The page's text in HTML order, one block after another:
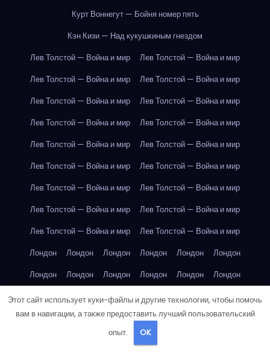
Курт Воннегут — Бойня номер пять
Кэн Кизи — Над кукушкиным гнездом
Лев Толстой — Война и мир
Лев Толстой — Война и мир
Лев Толстой — Война и мир
Лев Толстой — Война и мир
Лев Толстой — Война и мир
Лев Толстой — Война и мир
Лев Толстой — Война и мир
Лев Толстой — Война и мир
Лев Толстой — Война и мир
Лев Толстой — Война и мир
Лев Толстой — Война и мир
Лев Толстой — Война и мир
Лев Толстой — Война и мир
Лев Толстой — Война и мир
Лев Толстой — Война и мир
Лев Толстой — Война и мир
Лев Толстой — Война и мир
Лев Толстой — Война и мир
Лондон
Лондон Лондон Лондон Лондон
Лондон
Лондон
Лондон Лондон Лондон Лондон
Лондон
Лондон
Лондон Лондон Лондон Лондон
Лондон
Лондон
Лондон Лондон Лондон
Лос-Анджелес
Этот сайт использует куки-файлы и другие технологии, чтобы помочь
вам в навигации, а также предоставить лучший пользовательский
опыт.
OK